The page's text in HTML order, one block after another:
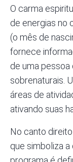
O carma
de energias no
(o mês de
fornece
de uma
sobrenaturais.
áreas de
ativando suas
No canto
que simboliza